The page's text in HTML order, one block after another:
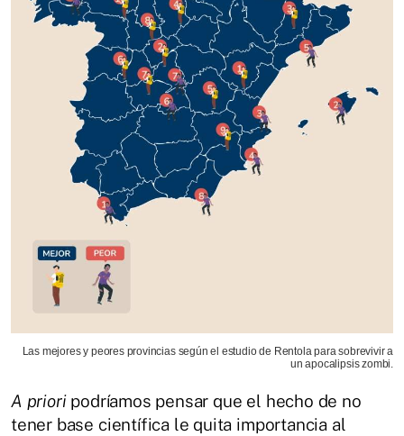
Las mejores y peores provincias según el estudio de Rentola para sobrevivir a
un apocalipsis zombi.
A priori podríamos pensar que el hecho de no
tener base científica le quita importancia al